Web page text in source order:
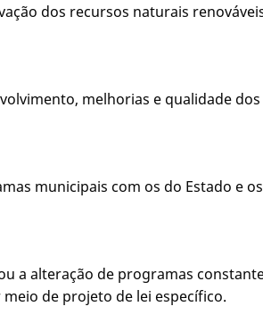
dos recursos naturais
melhorias e qualidade
municipais com os do Estado e
a alteração de programas
de projeto de lei específico.